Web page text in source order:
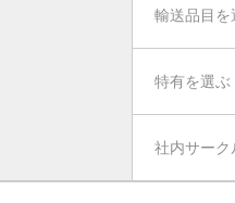
輸送品目を
特有を選ぶ
社内サーク